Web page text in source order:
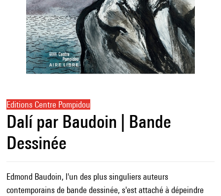
Editions Centre Pompidou
Dalí par Baudoin | Bande
Dessinée
Edmond Baudoin, l'un des plus singuliers auteurs
contemporains de bande dessinée, s'est attaché à dépeindre